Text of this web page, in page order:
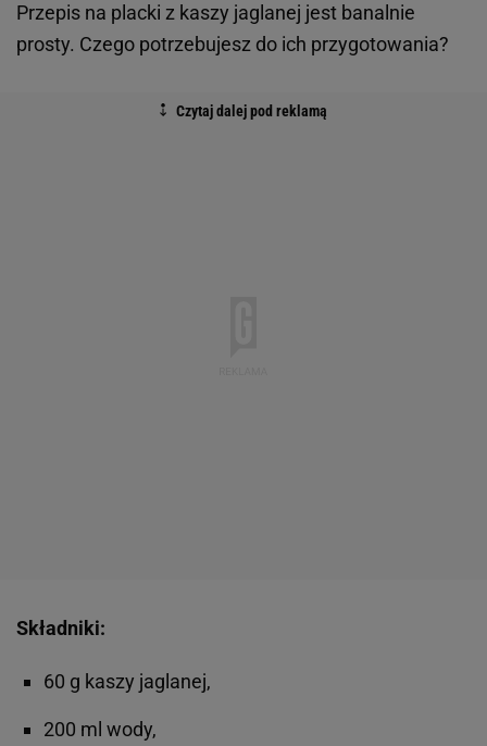
Przepis na placki z kaszy jaglanej jest banalnie
prosty. Czego potrzebujesz do ich przygotowania?
Składniki:
60 g kaszy jaglanej,
200 ml wody,